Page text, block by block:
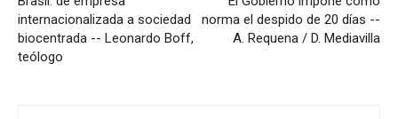
internacionalizada a sociedad
biocentrada -- Leonardo Boff,
teólogo
norma el despido de 20 días --
A. Requena / D. Mediavilla